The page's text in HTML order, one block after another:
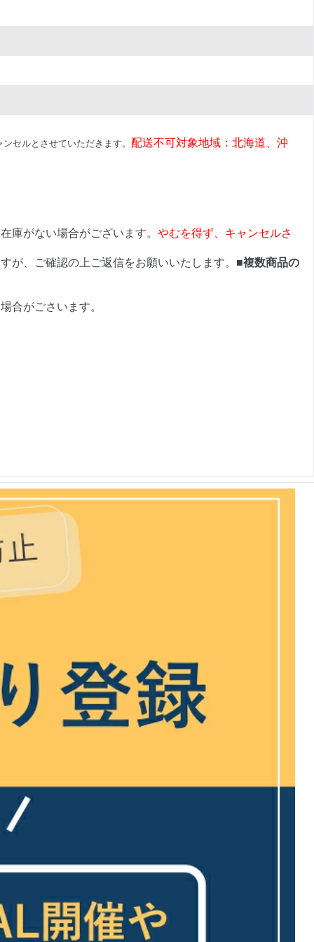
セルとさせていただきます。 配送不可対象地域：北海道、沖
庫がない場合がございます。 やむを得ず、キャンセルさ
が、ご確認の上ご返信をお願いいたします。 ■複数商品の
合がごさいます。